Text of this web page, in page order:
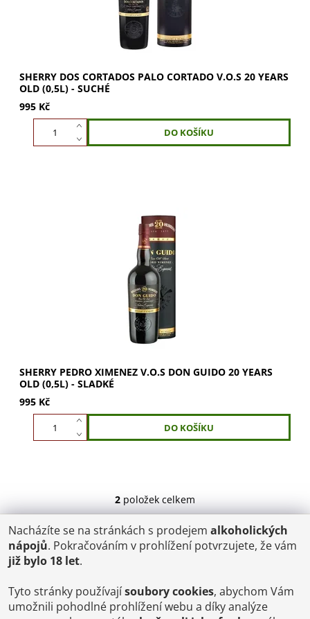
SHERRY DOS CORTADOS PALO CORTADO V.O.S 20 YEARS
OLD (0,5L) - SUCHÉ
995 Kč
Williams & Humbert Sherry Pedro Ximenez V.O.S Don
Guido 20 Years Old je krásné, hutné a elegantní
sherry. Sladké sherry vyrobené ze...
SHERRY PEDRO XIMENEZ V.O.S DON GUIDO 20 YEARS
OLD (0,5L) - SLADKÉ
995 Kč
2 položek celkem
POŠTOVNÉ
ČR: od 95,-
SK: 350,-
€ = 24,00 CZK
Dopravy a Platby
Nacházíte se na stránkách s prodejem alkoholických
nápojů. Pokračováním v prohlížení potvrzujete, že vám
již bylo 18 let.
Tyto stránky používajísoubory cookies, abychom Vám
umožnili pohodlné prohlížení webu a díky analýze